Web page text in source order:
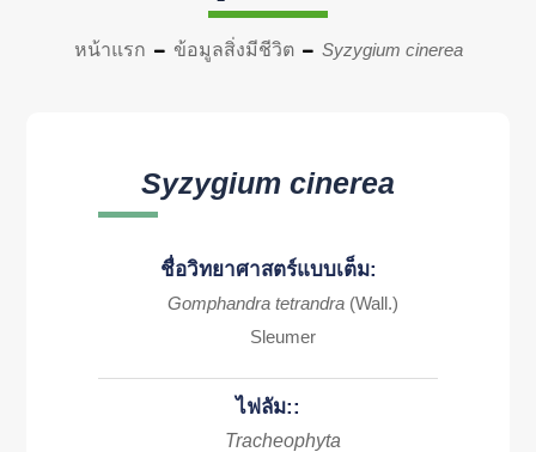
หน้าแรก ข้อมูลสิ่งมีชีวิต Syzygium cinerea
Syzygium cinerea
ชื่อวิทยาศาสตร์แบบเต็ม:
Gomphandra tetrandra (Wall.)
Sleumer
ไฟลัม::
Tracheophyta